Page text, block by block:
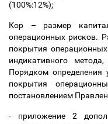
(100%:12%);
Кор – размер
операционных рисков.
покрытия
индикативного
Порядком определения
покрытия
постановлением
- приложение 2